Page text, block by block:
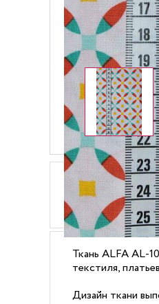
ОПИСАНИЕ
Ткань ALFA AL-
текстиля,
Дизайн ткани